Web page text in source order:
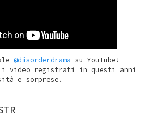
@disorderdrama su YouTube!
video registrati in questi anni
e sorprese.